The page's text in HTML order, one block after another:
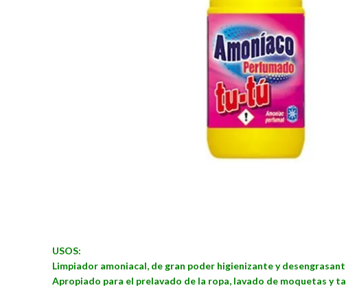
USOS:
Limpiador amoniacal, de gran poder higienizante y
Apropiado para el prelavado de la ropa, lavado de moquetas y